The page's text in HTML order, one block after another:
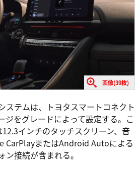
画像(39枚)
ステムは、トヨタスマートコネクト
ジをグレードによって設定する。こ
インチのタッチスクリーン、音
CarPlayまたはAndroid Autoによる
ン接続が含まれる。